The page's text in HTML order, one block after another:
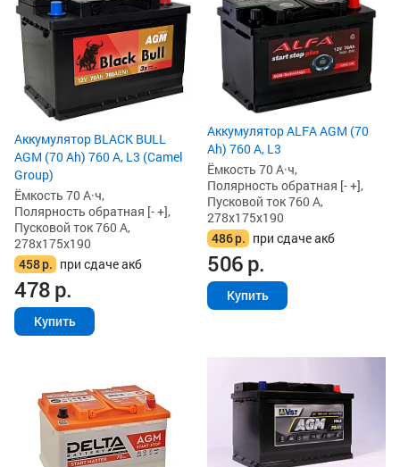
Аккумулятор BLACK BULL
AGM (70 Ah) 760 А, L3 (Camel
Group)
Ёмкость 70 А·ч,
Полярность обратная [- +],
Пусковой ток 760 А,
278x175x190
458р. при сдаче акб
478р.
Купить
Аккумулятор ALFA AGM (70
Ah) 760 А, L3
Ёмкость 70 А·ч,
Полярность обратная [- +],
Пусковой ток 760 А,
278x175x190
486р. при сдаче акб
506р.
Купить